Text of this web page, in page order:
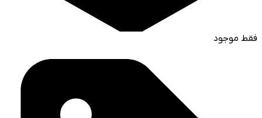
فقط موجود